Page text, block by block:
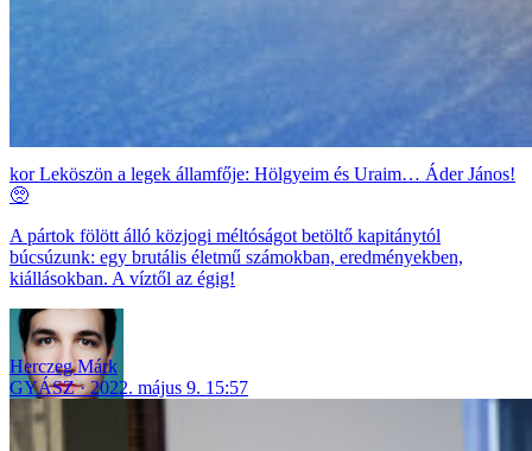
Leköszön a legek államfője: Hölgyeim és Uraim… Áder János!
🥺
A pártok fölött álló közjogi méltóságot betöltő kapitánytól
búcsúzunk: egy brutális életmű számokban, eredményekben,
kiállásokban. A víztől az égig!
Herczeg Márk
GYÁSZ
2022. május 9. 15:57